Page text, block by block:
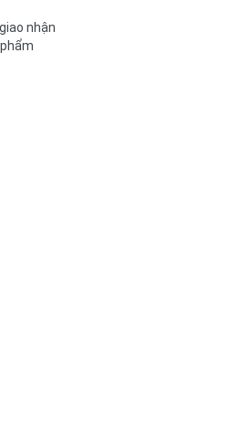
nhận